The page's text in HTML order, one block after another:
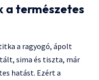
a természetes
a ragyogó, ápolt
sima és tiszta, már
hatást. Ezért a